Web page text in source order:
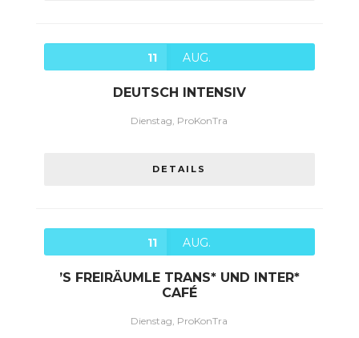
11 AUG.
DEUTSCH INTENSIV
Dienstag, ProKonTra
DETAILS
11 AUG.
’S FREIRÄUMLE TRANS* UND INTER*
CAFÉ
Dienstag, ProKonTra